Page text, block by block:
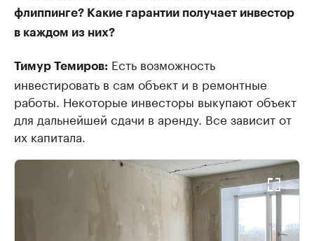
флиппинге? Какие гарантии получает инвестор
в каждом из них?
Тимур Темиров: Есть возможность
инвестировать в сам объект и в ремонтные
работы. Некоторые инвесторы выкупают объект
для дальнейшей сдачи в аренду. Все зависит от
их капитала.